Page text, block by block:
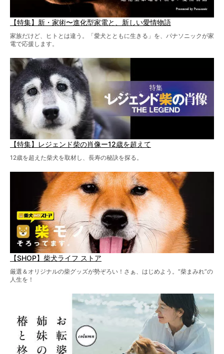
【特集】新・家術〜進化型家電と、新しい愛情物語
家族だけど、ヒトとは違う。「愛犬とともに生きる」を、パナソニックが家
電で応援します。
【特集】レジェンド柴の肖像ー12歳を超えて
12歳を超えた柴犬を取材し、長寿の秘訣を探る。
【SHOP】柴犬ライフ ストア
厳選＆オリジナルの柴グッズが勢ぞろい！さぁ、はじめよう。“柴まみれ”の
人生を！